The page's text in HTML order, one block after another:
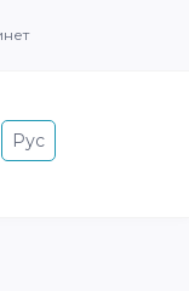
Рус